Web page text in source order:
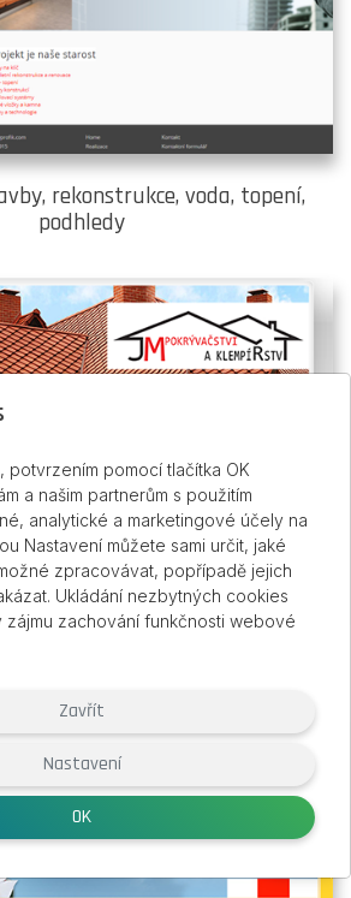
rekonstrukce, voda, topení,
podhledy
a klempířství
potvrzením pomocí tlačítka OK
a našim partnerům s použitím
analytické a marketingové účely na
Nastavení můžete sami určit, jaké
zpracovávat, popřípadě jejich
Ukládání nezbytných cookies
zachování funkčnosti webové
Zavřít
Nastavení
OK